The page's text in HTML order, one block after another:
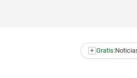
+ Gratis: